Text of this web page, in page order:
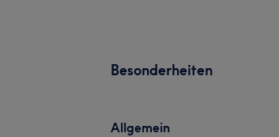
Besonderheiten
Allgemein